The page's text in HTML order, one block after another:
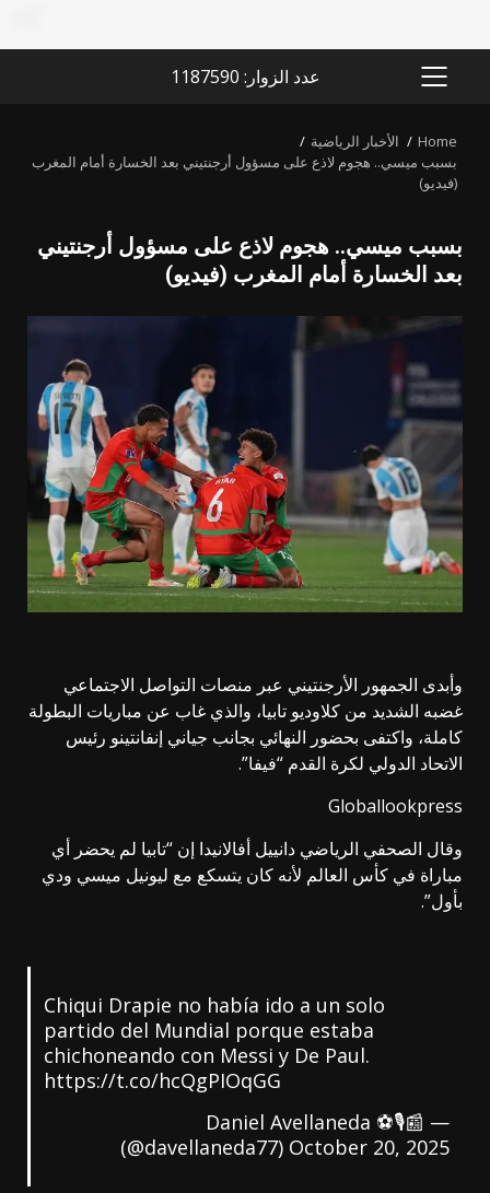
PRIMARY
عدد الزوار: 1187590
Home
الأخبار الرياضية
بسبب ميسي.. هجوم لاذع على مسؤول أرجنتيني بعد الخسارة أمام المغرب
(فيديو)
بسبب ميسي.. هجوم لاذع على مسؤول أرجنتيني
بعد الخسارة أمام المغرب (فيديو)
وأبدى الجمهور الأرجنتيني عبر منصات التواصل الاجتماعي
غضبه الشديد من كلاوديو تابيا، والذي غاب عن مباريات البطولة
كاملة، واكتفى بحضور النهائي بجانب جياني إنفانتينو رئيس
الاتحاد الدولي لكرة القدم “فيفا”.
Globallookpress
وقال الصحفي الرياضي دانييل أفالانيدا إن “تابيا لم يحضر أي
مباراة في كأس العالم لأنه كان يتسكع مع ليونيل ميسي ودي
بأول”.
Chiqui Drapie no había ido a un solo
partido del Mundial porque estaba
chichoneando con Messi y De Paul.
https://t.co/hcQgPIOqGG
— Daniel Avellaneda ⚽🎙️📰
(@davellaneda77) October 20, 2025